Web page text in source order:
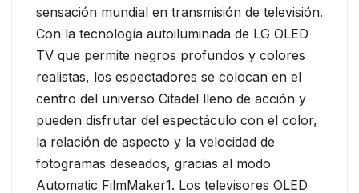
sensación mundial en transmisión de televisión.
Con la tecnología autoiluminada de LG OLED
TV que permite negros profundos y colores
realistas, los espectadores se colocan en el
centro del universo Citadel lleno de acción y
pueden disfrutar del espectáculo con el color,
la relación de aspecto y la velocidad de
fotogramas deseados, gracias al modo
Automatic FilmMaker1. Los televisores OLED